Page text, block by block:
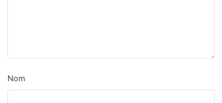
Nom